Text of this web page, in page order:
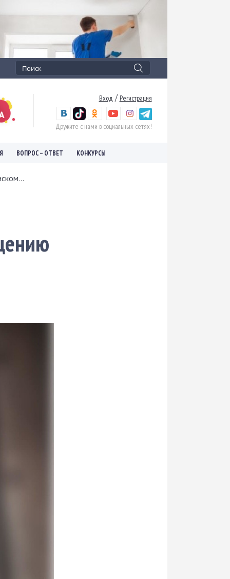
Вход / Регистрация
Дружите с нами в социальных сетях!
ВОПРОС – ОТВЕТ КОНКУРСЫ